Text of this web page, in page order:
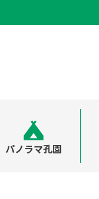
パノラマ孔園